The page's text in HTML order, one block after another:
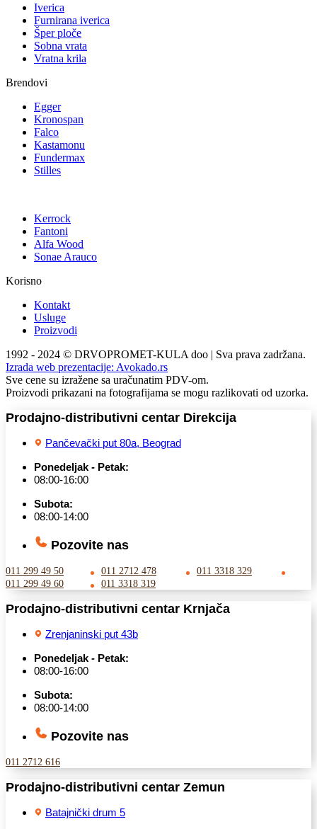
Iverica
Furnirana iverica
Šper ploče
Sobna vrata
Vratna krila
Brendovi
Egger
Kronospan
Falco
Kastamonu
Fundermax
Stilles
Kerrock
Fantoni
Alfa Wood
Sonae Arauco
Korisno
Kontakt
Usluge
Proizvodi
1992 - 2024 © DRVOPROMET-KULA doo | Sva prava zadržana.
Izrada web prezentacije: Avokado.rs
Sve cene su izražene sa uračunatim PDV-om.
Proizvodi prikazani na fotografijama se mogu razlikovati od uzorka.
Prodajno-distributivni centar Direkcija
Pančevački put 80a, Beograd
Ponedeljak - Petak:
08:00-16:00
Subota:
08:00-14:00
Pozovite nas
011 299 49 50 011 2712 478
011 3318 329
011 299 49 60
011 3318 319
Prodajno-distributivni centar Krnjača
Zrenjaninski put 43b
Ponedeljak - Petak:
08:00-16:00
Subota:
08:00-14:00
Pozovite nas
011 2712 616
Prodajno-distributivni centar Zemun
Batajnički drum 5